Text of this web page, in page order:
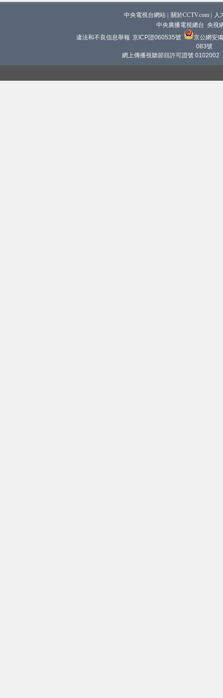
中央電視台網站 關於CCTV.com
人
中央廣播電視總台 央視
違法和不良信息舉報 京ICP證060535號
京公網安
083號
網上傳播視聽節目許可證號 0102002